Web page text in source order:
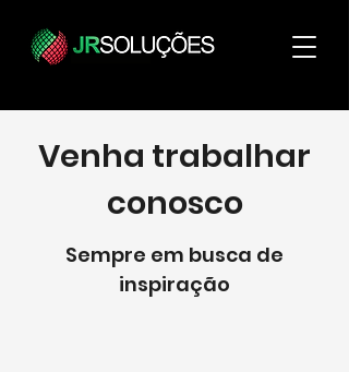
Venha trabalhar
conosco
Sempre em busca de
inspiração